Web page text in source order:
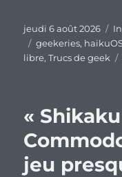
Publié
le
jeudi 6 août 2026
Étiquettes
geekeries,
libre,Trucs de geek
«
jeu